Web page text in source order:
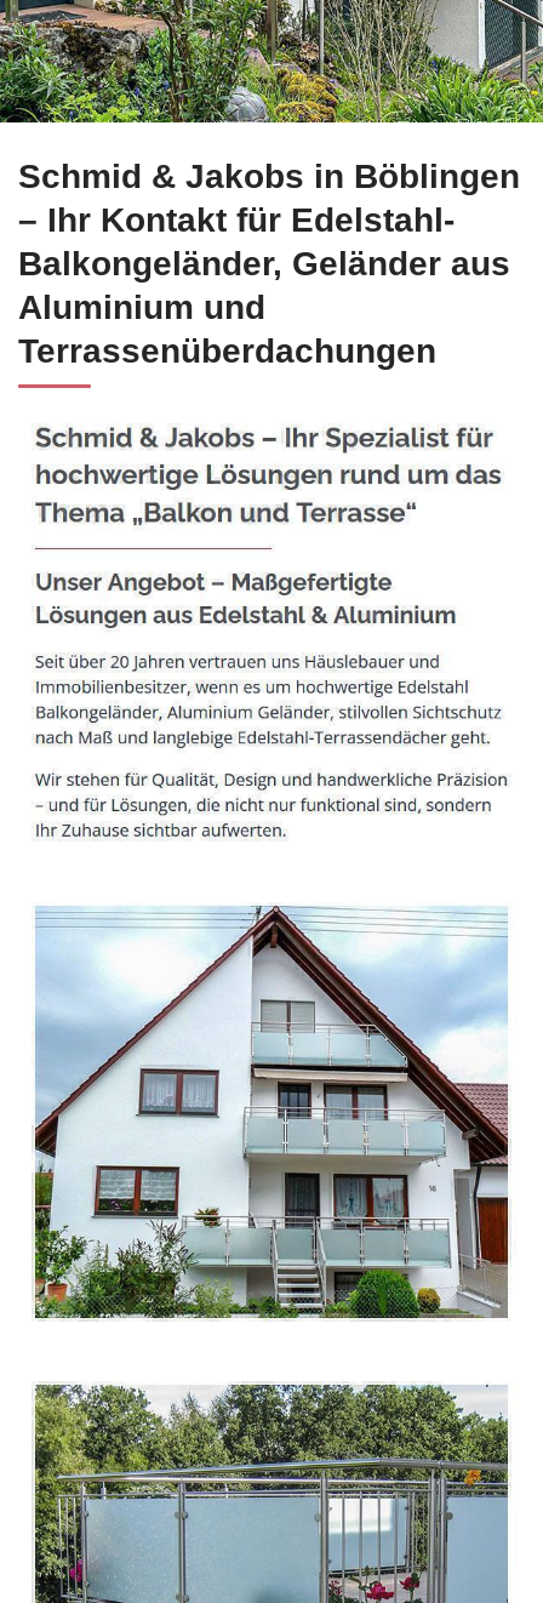
Edelstahl Balkongeländer für Böblingen bei ☀️Schmid-
Schmid & Jakobs in Böblingen
– Ihr Kontakt für Edelstahl-
Balkongeländer, Geländer aus
Aluminium und
Terrassenüberdachungen